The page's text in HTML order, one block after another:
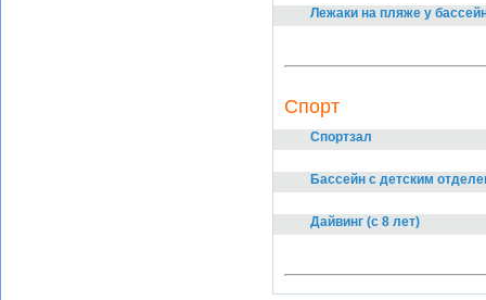
Лежаки на пляже у
Спорт
Спортзал
Бассейн с детским
Дайвинг (с 8 лет)